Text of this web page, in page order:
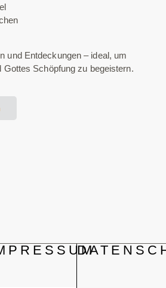
und Entdeckungen – ideal, um
Gottes Schöpfung zu begeistern.